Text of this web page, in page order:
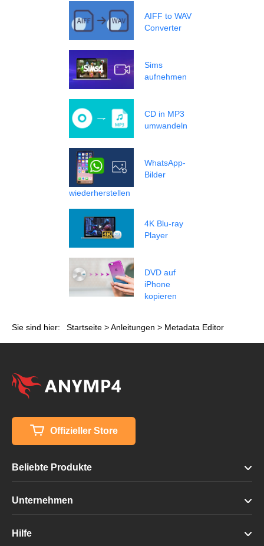
AIFF to WAV
Converter
Sims
aufnehmen
CD in MP3
umwandeln
WhatsApp-
Bilder
wiederherstellen
4K Blu-ray
Player
DVD auf
iPhone
kopieren
Sie sind hier: Startseite >Anleitungen > Metadata Editor
Offizieller Store
Beliebte Produkte
Unternehmen
Hilfe